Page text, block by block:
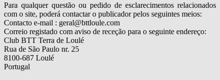
Para qualquer questão ou pedido de esclarecimentos relacionados
com o site, poderá contactar o publicador pelos seguintes meios:
Contacto e-mail : geral@bttloule.com
Correio registado com aviso de receção para o seguinte endereço:
Club BTT Terra de Loulé
Rua de São Paulo nr. 25
8100-687 Loulé
Portugal